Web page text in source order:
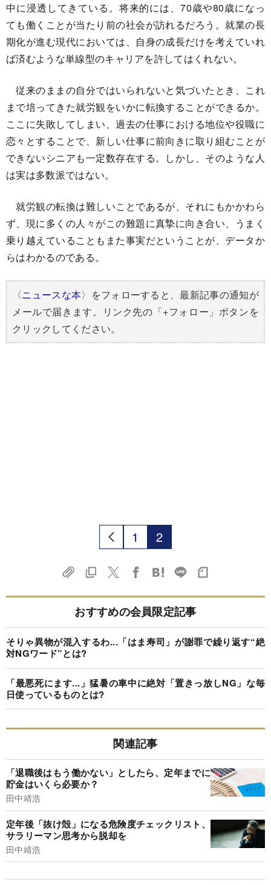
中に浸透してきている。将来的には、70歳や80歳になっ
ても働くことが当たり前の社会が訪れるだろう。就業の長
期化が進む現代においては、自身の成長だけを考えていれ
ば済むような単線型のキャリアを許してはくれない。
従来のままの自分ではいられないと気づいたとき、これ
まで培ってきた就労観をいかに転換することができるか。
ここに失敗してしまい、過去の仕事における地位や役職に
恋々とすることで、新しい仕事に前向きに取り組むことが
できないシニアも一定数存在する。しかし、そのような人
は実は多数派ではない。
就労観の転換は難しいことであるが、それにもかかわら
ず、現に多くの人々がこの難題に真摯に向き合い、うまく
乗り越えていることもまた事実だということが、データか
らはわかるのである。
〈ニュースな本〉をフォローすると、最新記事の通知が
メールで届きます。リンク先の「+フォロー」ボタンを
クリックしてください。
1 2
おすすめの会員限定記事
そりゃ異物が混入するわ...「はま寿司」が謝罪で繰り返す“絶
対NGワード”とは?
「最悪死にます...」猛暑の車中に絶対「置きっ放しNG」な毎
日使っているものとは?
関連記事
「退職後はもう働かない」としたら、定年までに
貯金はいくら必要か？
田中靖浩
定年後「抜け殻」になる危険度チェックリスト、
サラリーマン思考から脱却を
田中靖浩